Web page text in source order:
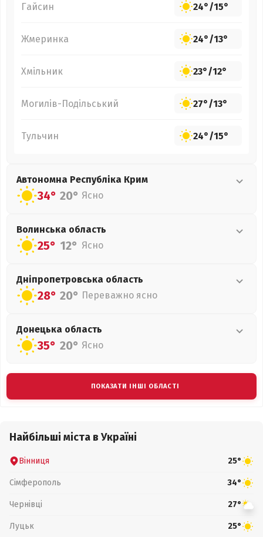
Гайсин 24°/15°
Жмеринка 24°/13°
Хмільник 23°/12°
Могилів-Подільський 27°/13°
Тульчин 24°/15°
Автономна Республіка Крим
34° 20° Ясно
Волинська область
25° 12° Ясно
Дніпропетровська область
28° 20° Переважно ясно
Донецька область
35° 20° Ясно
ПОКАЗАТИ ІНШІ ОБЛАСТІ
Найбільші міста в Україні
Вінниця 25°
Сімферополь 34°
Чернівці 27°
Луцьк 25°